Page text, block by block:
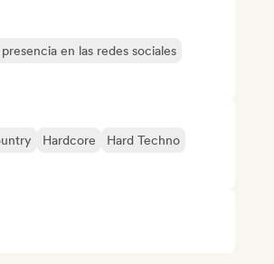
en las redes sociales
Hardcore
Hard Techno